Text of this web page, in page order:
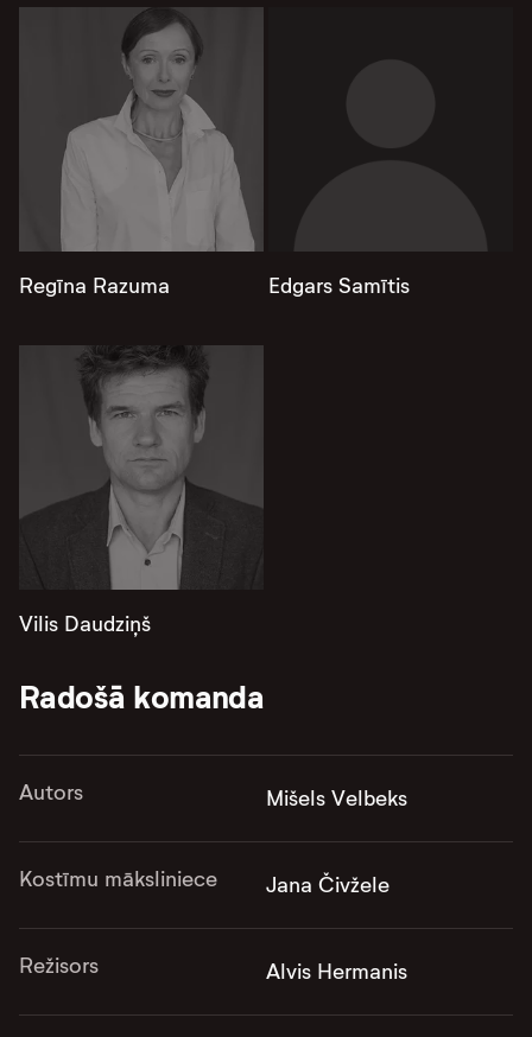
Regīna Razuma Edgars Samītis
Vilis Daudziņš
Radošā komanda
Autors Mišels Velbeks
Kostīmu māksliniece Jana Čivžele
Režisors Alvis Hermanis